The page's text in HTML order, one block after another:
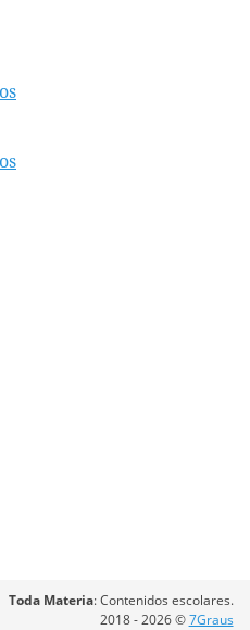
Toda Materia: Contenidos escolares.
2018 - 2026 ©7Graus